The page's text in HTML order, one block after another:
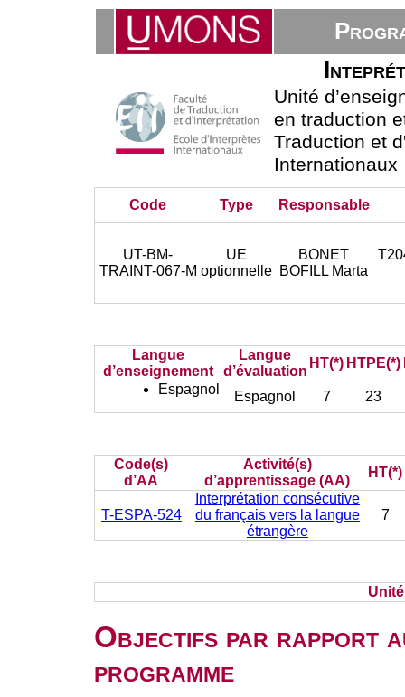
Unité
en traduction
Traduction et
Internationaux
Code Type Responsable
UT-BM-
TRAINT-067-M
UE
optionnelle
BONET
BOFILL Marta
Langue
d’enseignement
Langue
d’évaluation
HT(*) HTPE(*)
Espagnol
Espagnol 7 23
Code(s)
d’AA
Activité(s)
d’apprentissage (AA)
HT(*)
T-ESPA-524
Interprétation consécutive
du français vers la langue
étrangère
7
Objectifs par rapport
programme